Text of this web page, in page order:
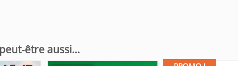
être aussi…